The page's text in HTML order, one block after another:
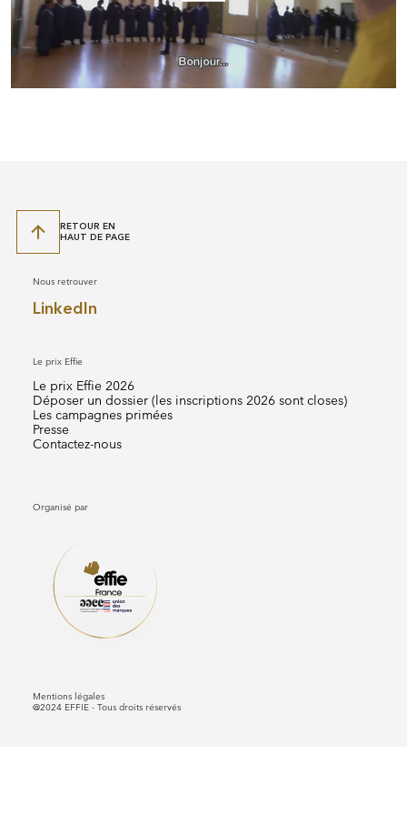
a
y
RETOUR EN
HAUT DE PAGE
Nous retrouver
LinkedIn
Organisé par
Le prix Effie
Le prix Effie 2026
Déposer un dossier (les inscriptions 2026 sont closes)
Les campagnes primées
Presse
Contactez-nous
Mentions légales
@2024 EFFIE - Tous droits réservés